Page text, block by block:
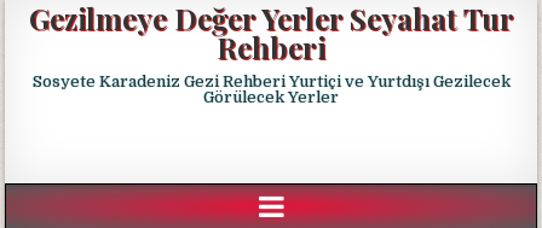
Gezilmeye Değer Yerler Seyahat Tur
Rehberi
Sosyete Karadeniz Gezi Rehberi Yurtiçi ve Yurtdışı Gezilecek
Görülecek Yerler